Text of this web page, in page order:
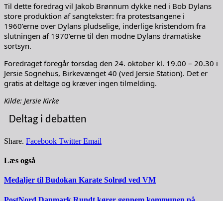
Til dette foredrag vil Jakob Brønnum dykke ned i Bob Dylans
store produktion af sangtekster: fra protestsangene i
1960’erne over Dylans pludselige, inderlige kristendom fra
slutningen af 1970’erne til den modne Dylans dramatiske
sortsyn.
Foredraget foregår torsdag den 24. oktober kl. 19.00 – 20.30 i
Jersie Sognehus, Birkevænget 40 (ved Jersie Station). Det er
gratis at deltage og kræver ingen tilmelding.
Kilde: Jersie Kirke
Deltag i debatten
Share. Facebook Twitter Email
Læs også
Medaljer til Budokan Karate Solrød ved VM